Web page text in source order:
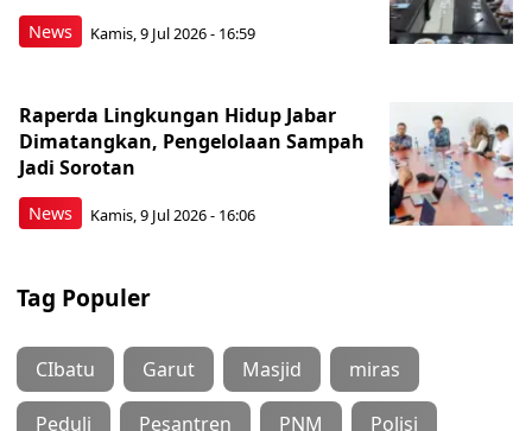
News Kamis, 9 Jul 2026 - 16:59
News
Raperda Lingkungan Hidup Jabar
Dimatangkan, Pengelolaan Sampah
Jadi Sorotan
Kamis, 9 Jul 2026 - 16:06
Tag Populer
CIbatu Garut Masjid miras
Peduli Pesantren PNM Polisi